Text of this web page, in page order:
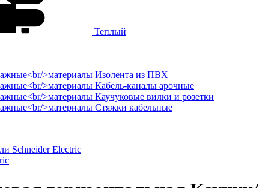
Теплый
Изолента из ПВХ
Кабель-каналы арочные
Каучуковые вилки и розетки
Стяжки кабельные
Schneider Electric